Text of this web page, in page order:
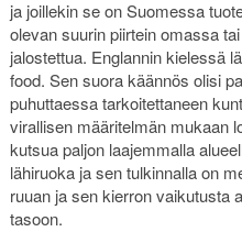
ja joillekin se on Suomessa
olevan suurin piirtein omassa
jalostettua. Englannin kielessä
food. Sen suora käännös olisi
puhuttaessa tarkoitettaneen
virallisen määritelmän mukaan
kutsua paljon laajemmalla
lähiruoka ja sen tulkinnalla on
ruuan ja sen kierron vaikutusta
tasoon.